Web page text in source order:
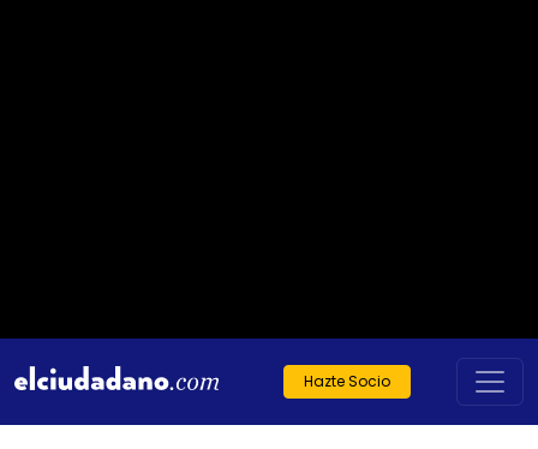
Hazte Socio